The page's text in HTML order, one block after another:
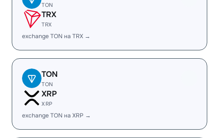
TON
TRX
TRX
exchange TON на TRX →
TON
TON
XRP
XRP
exchange TON на XRP →